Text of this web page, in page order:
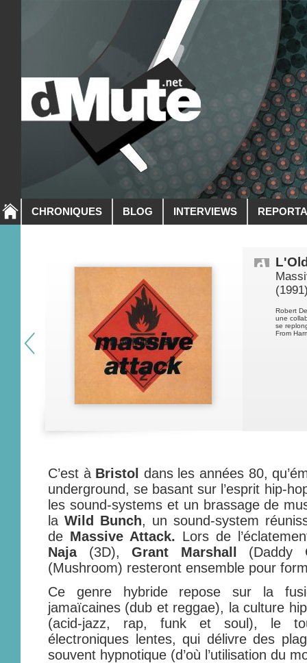
CHRONIQUES BLOG INTERVIEWS
Robert
une
se
From
C’est à Bristol dans les années 80,
underground, se basant sur l’esprit hip-
les sound-systems et un brassage de
la Wild Bunch, un sound-system
de Massive Attack. Lors de
Naja(3D), Grant Marshall
(Mushroom) resteront ensemble pour
Ce genre hybride repose sur la
jamaïcaines (dub et reggae), la culture
(acid-jazz, rap, funk et soul), le
électroniques lentes, qui délivre des
souvent hypnotique (d’où l’utilisation du